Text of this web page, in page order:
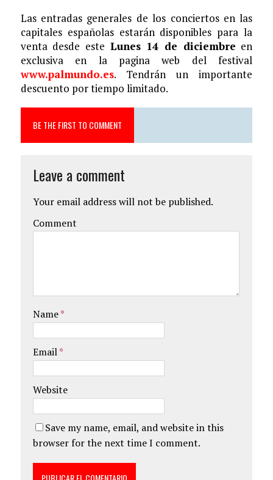
Las entradas generales de los conciertos en las
capitales españolas estarán disponibles para la
venta desde este Lunes 14 de diciembre en
exclusiva en la pagina web del festival
www.palmundo.es. Tendrán un importante
descuento por tiempo limitado.
BE THE FIRST TO COMMENT
Leave a comment
Your email address will not be published.
Comment
Name*
Email*
Website
Save my name, email, and website in this
browser for the next time I comment.